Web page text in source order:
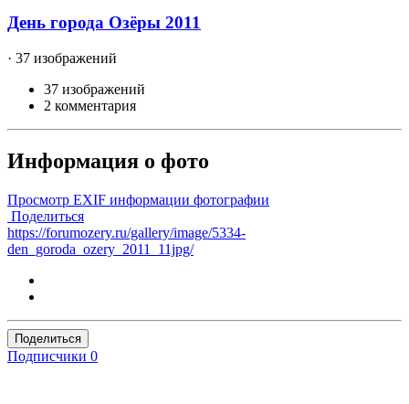
День города Озёры 2011
· 37 изображений
37 изображений
2 комментария
Информация о фото
Просмотр EXIF информации фотографии
Поделиться
https://forumozery.ru/gallery/image/5334-
den_goroda_ozery_2011_11jpg/
Поделиться
Подписчики 0